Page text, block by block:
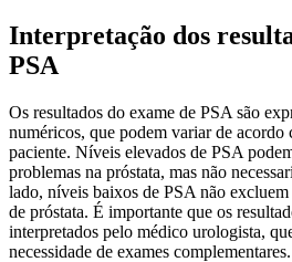
Interpretação dos
PSA
Os resultados do exame de PSA são
numéricos, que podem variar de acordo
paciente. Níveis elevados de PSA
problemas na próstata, mas não
lado, níveis baixos de PSA não
de próstata. É importante que os
interpretados pelo médico urologista,
necessidade de exames complementares.